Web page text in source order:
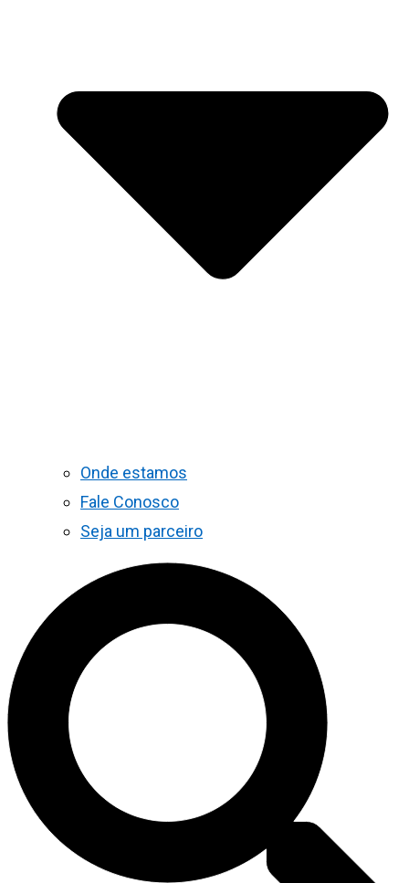
Onde estamos
Fale Conosco
Seja um parceiro